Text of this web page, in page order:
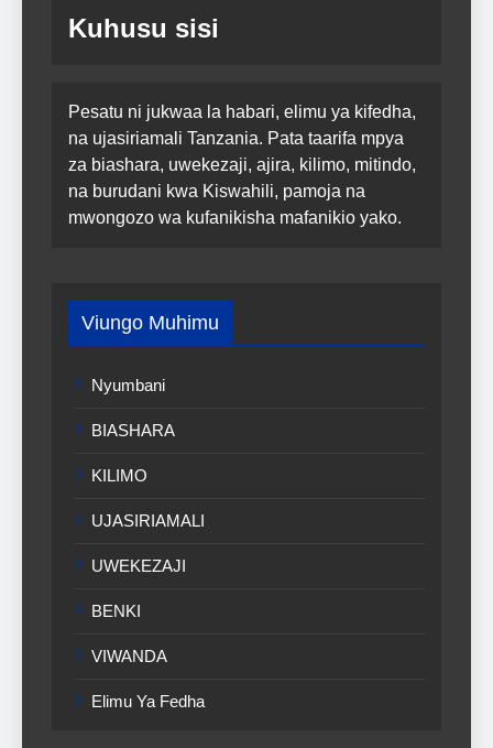
Kuhusu sisi
Pesatu ni jukwaa la habari, elimu ya kifedha,
na ujasiriamali Tanzania. Pata taarifa mpya
za biashara, uwekezaji, ajira, kilimo, mitindo,
na burudani kwa Kiswahili, pamoja na
mwongozo wa kufanikisha mafanikio yako.
Viungo Muhimu
Nyumbani
BIASHARA
KILIMO
UJASIRIAMALI
UWEKEZAJI
BENKI
VIWANDA
Elimu Ya Fedha